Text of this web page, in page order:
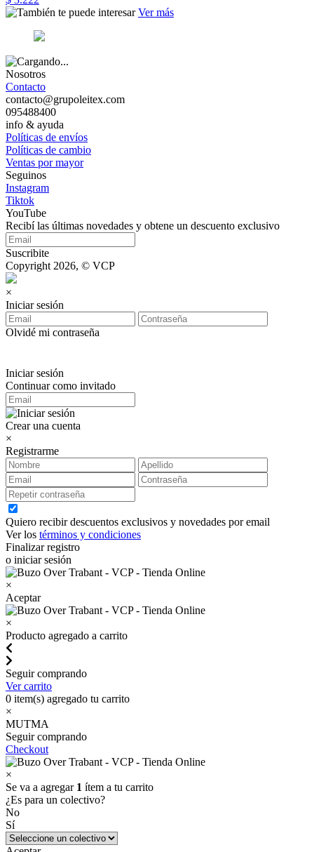
Ver más
Nosotros
Contacto
contacto@grupoleitex.com
095488400
info & ayuda
Políticas de envíos
Políticas de cambio
Ventas por mayor
Seguinos
Instagram
Tiktok
YouTube
Recibí las últimas novedades y obtene un descuento exclusivo
Suscribite
Copyright 2026, © VCP
×
Iniciar sesión
Olvidé mi contraseña
Iniciar sesión
Continuar como invitado
Crear una cuenta
×
Registrarme
Quiero recibir descuentos exclusivos y novedades por email
Ver los términos y condiciones
Finalizar registro
o iniciar sesión
×
Aceptar
×
Producto agregado a carrito
Seguir comprando
Ver carrito
0 item(s) agregado tu carrito
×
MUTMA
Seguir comprando
Checkout
×
Se va a agregar 1 ítem a tu carrito
¿Es para un colectivo?
No
Sí